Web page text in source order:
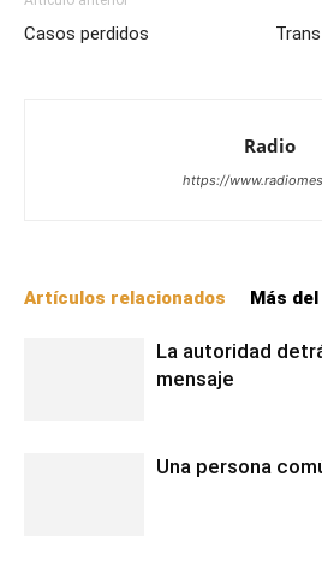
Casos perdidos
Radio
https://
Artículos relacionados Más
La autoridad
mensaje
Una persona